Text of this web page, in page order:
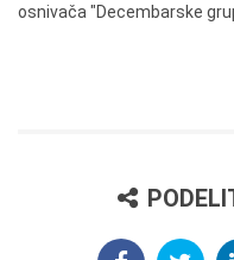
osnivača "Decembarske